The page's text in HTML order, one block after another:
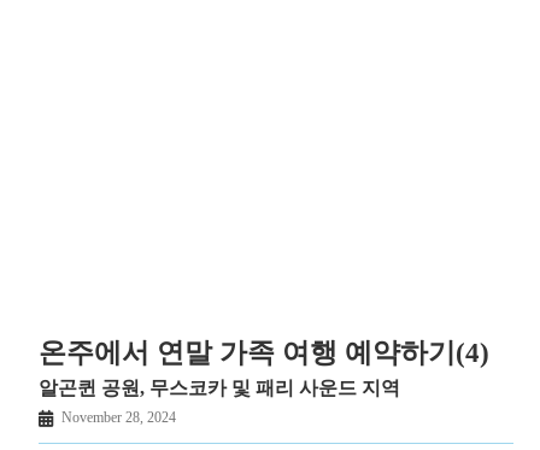
온주에서 연말 가족 여행 예약하기(4)
알곤퀸 공원, 무스코카 및 패리 사운드 지역
November 28, 2024